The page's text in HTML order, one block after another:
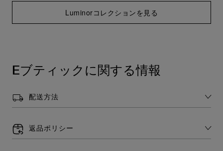
Luminorコレクションを見る
Eブティックに関する情報
配送方法
返品ポリシー